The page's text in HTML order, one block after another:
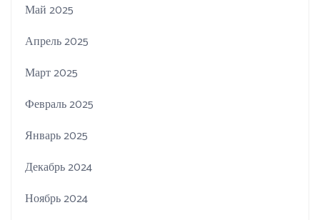
Май 2025
Апрель 2025
Март 2025
Февраль 2025
Январь 2025
Декабрь 2024
Ноябрь 2024